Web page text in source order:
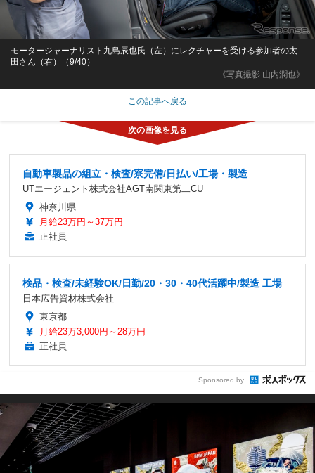
《写真撮影 山内潤也》
モータージャーナリスト九島辰也氏（左）にレクチャーを受ける参加者の太
田さん（右）（9/40）
この記事へ戻る
自動車製品の組立・検査/寮完備/日払い/工場・製造
UTエージェント株式会社AGT南関東第二CU
神奈川県
月給23万円～37万円
正社員
検品・検査/未経験OK/日勤/20・30・40代活躍中/製造 工場
日本広告資材株式会社
東京都
月給23万3,000円～28万円
正社員
Sponsored by